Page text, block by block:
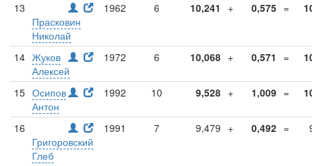
13
Прасковин
Николай
1962 6 10,241 + 0,575 =
14 Жуков
Алексей
1972 6 10,068 + 0,571 =
15 Осипов
Антон
1992 10 9,528 + 1,009 =
16
Григоровский
Глеб
1991 7 9,479 + 0,492 =